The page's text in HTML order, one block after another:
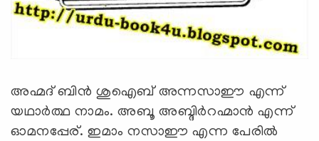
അഹ്മദ് ബിന്‍ ശുഐബ് അന്നസാഈ എന്ന്
യഥാര്‍ത്ഥ നാമം. അബൂ അബ്ദിര്‍റഹ്മാന്‍ എന്ന്
ഓമനപ്പേര്. ഇമാം നസാഈ എന്ന പേരില്‍